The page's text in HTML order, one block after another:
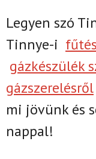
Legyen szó
Tinnye-i
gázkészülék
gázszerelésről
mi jövünk és
nappal!